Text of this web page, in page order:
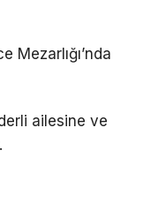
Mezarlığı’nda
ailesine ve